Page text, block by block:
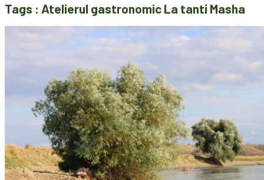
Tags : Atelierul gastronomic La tanti Masha